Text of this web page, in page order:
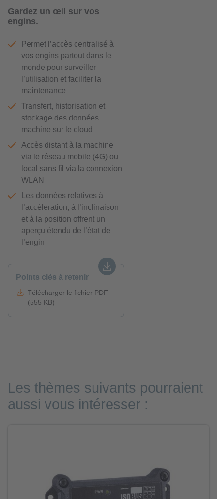
Gardez un œil sur vos
engins.
Permet l’accès centralisé à
vos engins partout dans le
monde pour surveiller
l’utilisation et faciliter la
maintenance
Transfert, historisation et
stockage des données
machine sur le cloud
Accès distant à la machine
via le réseau mobile (4G) ou
local sans fil via la connexion
WLAN
Les données relatives à
l’accélération, à l’inclinaison
et à la position offrent un
aperçu étendu de l’état de
l’engin
Points clés à retenir
Télécharger le fichier PDF
(555 KB)
Les thèmes suivants pourraient
aussi vous intéresser :